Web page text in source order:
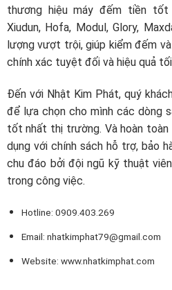
thương hiệu máy đếm tiền tốt
Xiudun, Hofa, Modul, Glory,
lượng vượt trội, giúp kiểm đếm
chính xác tuyệt đối và hiệu quả
Đến với Nhật Kim Phát, quý
để lựa chọn cho mình các dòng
tốt nhất thị trường. Và hoàn
dụng với chính sách hỗ trợ, bảo
chu đáo bởi đội ngũ kỹ thuật
trong công việc.
Hotline: 0909.403.269
Email: nhatkimphat79@gmail.com
Website: www.nhatkimphat.com